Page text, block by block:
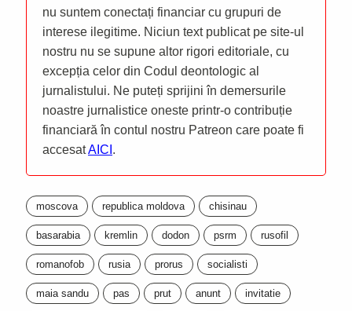
nu suntem conectați financiar cu grupuri de
interese ilegitime. Niciun text publicat pe site-ul
nostru nu se supune altor rigori editoriale, cu
excepția celor din Codul deontologic al
jurnalistului. Ne puteți sprijini în demersurile
noastre jurnalistice oneste printr-o contribuție
financiară în contul nostru Patreon care poate fi
accesatAICI .
moscova republica moldova chisinau
basarabia kremlin dodon psrm rusofil
romanofob rusia prorus socialisti
maia sandu pas prut anunt invitatie